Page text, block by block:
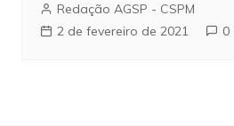
Redação AGSP - CSPM
2 de fevereiro de 2021
0